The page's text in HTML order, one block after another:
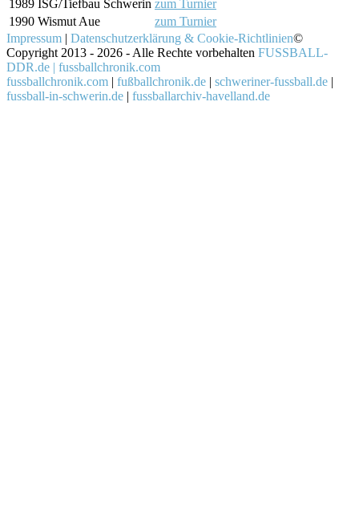
1989 ISG/Tiefbau Schwerin zum Turnier
1990 Wismut Aue
zum Turnier
Impressum | Datenschutzerklärung & Cookie-Richtlinien©
Copyright 2013 - 2026 - Alle Rechte vorbehalten FUSSBALL-
DDR.de | fussballchronik.com
fussballchronik.com | fußballchronik.de | schweriner-fussball.de |
fussball-in-schwerin.de | fussballarchiv-havelland.de